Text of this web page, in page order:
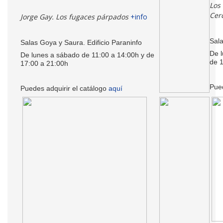
Jorge Gay. Los fugaces párpados +info
Salas Goya y Saura. Edificio Paraninfo
De lunes a sábado de 11:00 a 14:00h y de
17:00 a 21:00h
Puedes adquirir el catálogo aquí
De
de